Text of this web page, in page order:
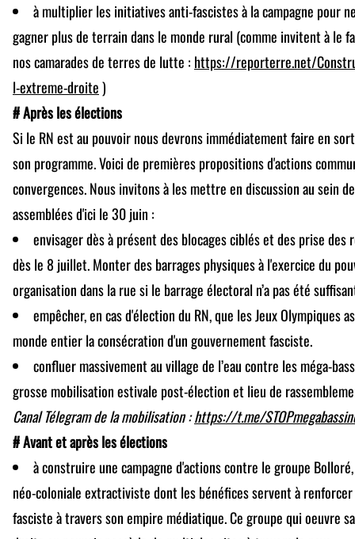
à multiplier les initiatives anti-fascistes à la campagne pour
gagner plus de terrain dans le monde rural (comme invitent à
nos camarades de terres de lutte : https://reporterre.net/
l-extreme-droite)
# Après les élections
Si le RN est au pouvoir nous devrons immédiatement faire en
son programme. Voici de premières propositions d'actions
convergences. Nous invitons à les mettre en discussion au sein
assemblées d'ici le 30 juin :
envisager dès à présent des blocages ciblés et des prise
dès le 8 juillet. Monter des barrages physiques à l'exercice du
organisation dans la rue si le barrage électoral n’a pas été
empêcher, en cas d'élection du RN, que les Jeux Olympiques
monde entier la consécration d'un gouvernement fasciste.
confluer massivement au village de l’eau contre les méga-
grosse mobilisation estivale post-élection et lieu de
Canal Télegram de la mobilisation :https://t.me/
# Avant et après les élections
à construire une campagne d'actions contre le groupe
néo-coloniale extractiviste dont les bénéfices servent à
fasciste à travers son empire médiatique. Ce groupe qui oeuvre